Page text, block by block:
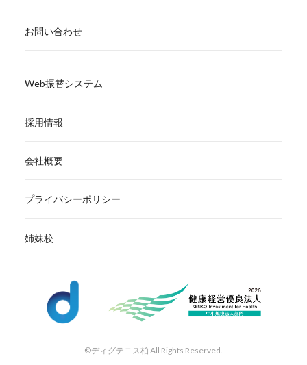
お問い合わせ
Web振替システム
採用情報
会社概要
プライバシーポリシー
姉妹校
©ディグテニス柏 All Rights Reserved.